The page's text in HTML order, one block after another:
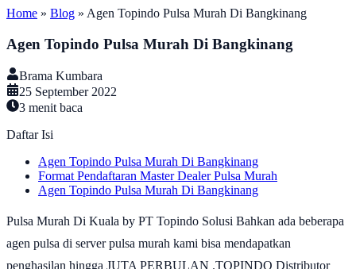
Home » Blog » Agen Topindo Pulsa Murah Di Bangkinang
Agen Topindo Pulsa Murah Di Bangkinang
Brama Kumbara
25 September 2022
3 menit baca
Daftar Isi
Agen Topindo Pulsa Murah Di Bangkinang
Format Pendaftaran Master Dealer Pulsa Murah
Agen Topindo Pulsa Murah Di Bangkinang
Pulsa Murah Di Kuala by PT Topindo Solusi Bahkan ada beberapa
agen pulsa di server pulsa murah kami bisa mendapatkan
penghasilan hingga JUTA PERBULAN .TOPINDO Distributor